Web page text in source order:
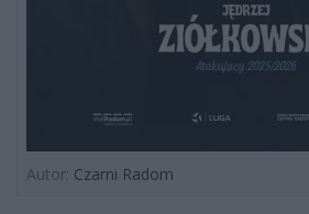
Autor: Czarni Radom